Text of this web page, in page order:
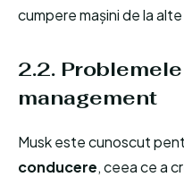
cumpere mașini de la
2.2.
management
Musk este cunoscut
conducere, ceea ce a